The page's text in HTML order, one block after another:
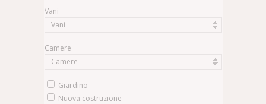
Vani
Vani
Camere
Camere
Giardino
Nuova costruzione